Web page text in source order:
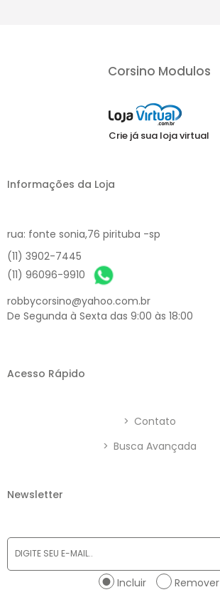
Corsino Modulos
Crie já sua loja virtual
Informações da Loja
rua: fonte sonia,76 pirituba -sp
(11) 3902-7445
(11) 96096-9910
robbycorsino@yahoo.com.br
De Segunda à Sexta das 9:00 às 18:00
Acesso Rápido
> Contato
> Busca Avançada
Newsletter
Incluir Remover